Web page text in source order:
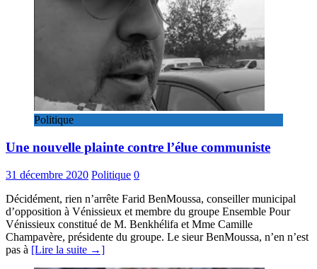
Politique
Une nouvelle plainte contre l’élue communiste
31 décembre 2020 Politique 0
Décidément, rien n’arrête Farid BenMoussa, conseiller municipal
d’opposition à Vénissieux et membre du groupe Ensemble Pour
Vénissieux constitué de M. Benkhélifa et Mme Camille
Champavère, présidente du groupe. Le sieur BenMoussa, n’en n’est
pas à [Lire la suite →]